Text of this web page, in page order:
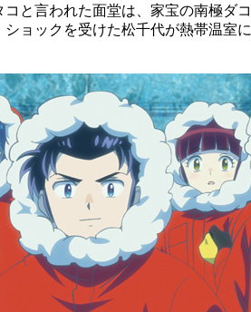
と言われた面堂は、家宝の南極ダ
ョックを受けた松千代が熱帯温室